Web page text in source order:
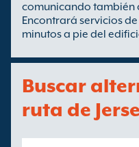
comunicando también
Encontrará servicios
minutos a pie del
Buscar
ruta de